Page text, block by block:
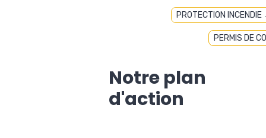
PROTECTION INCENDIE
PERMIS DE
Notre plan
d'action